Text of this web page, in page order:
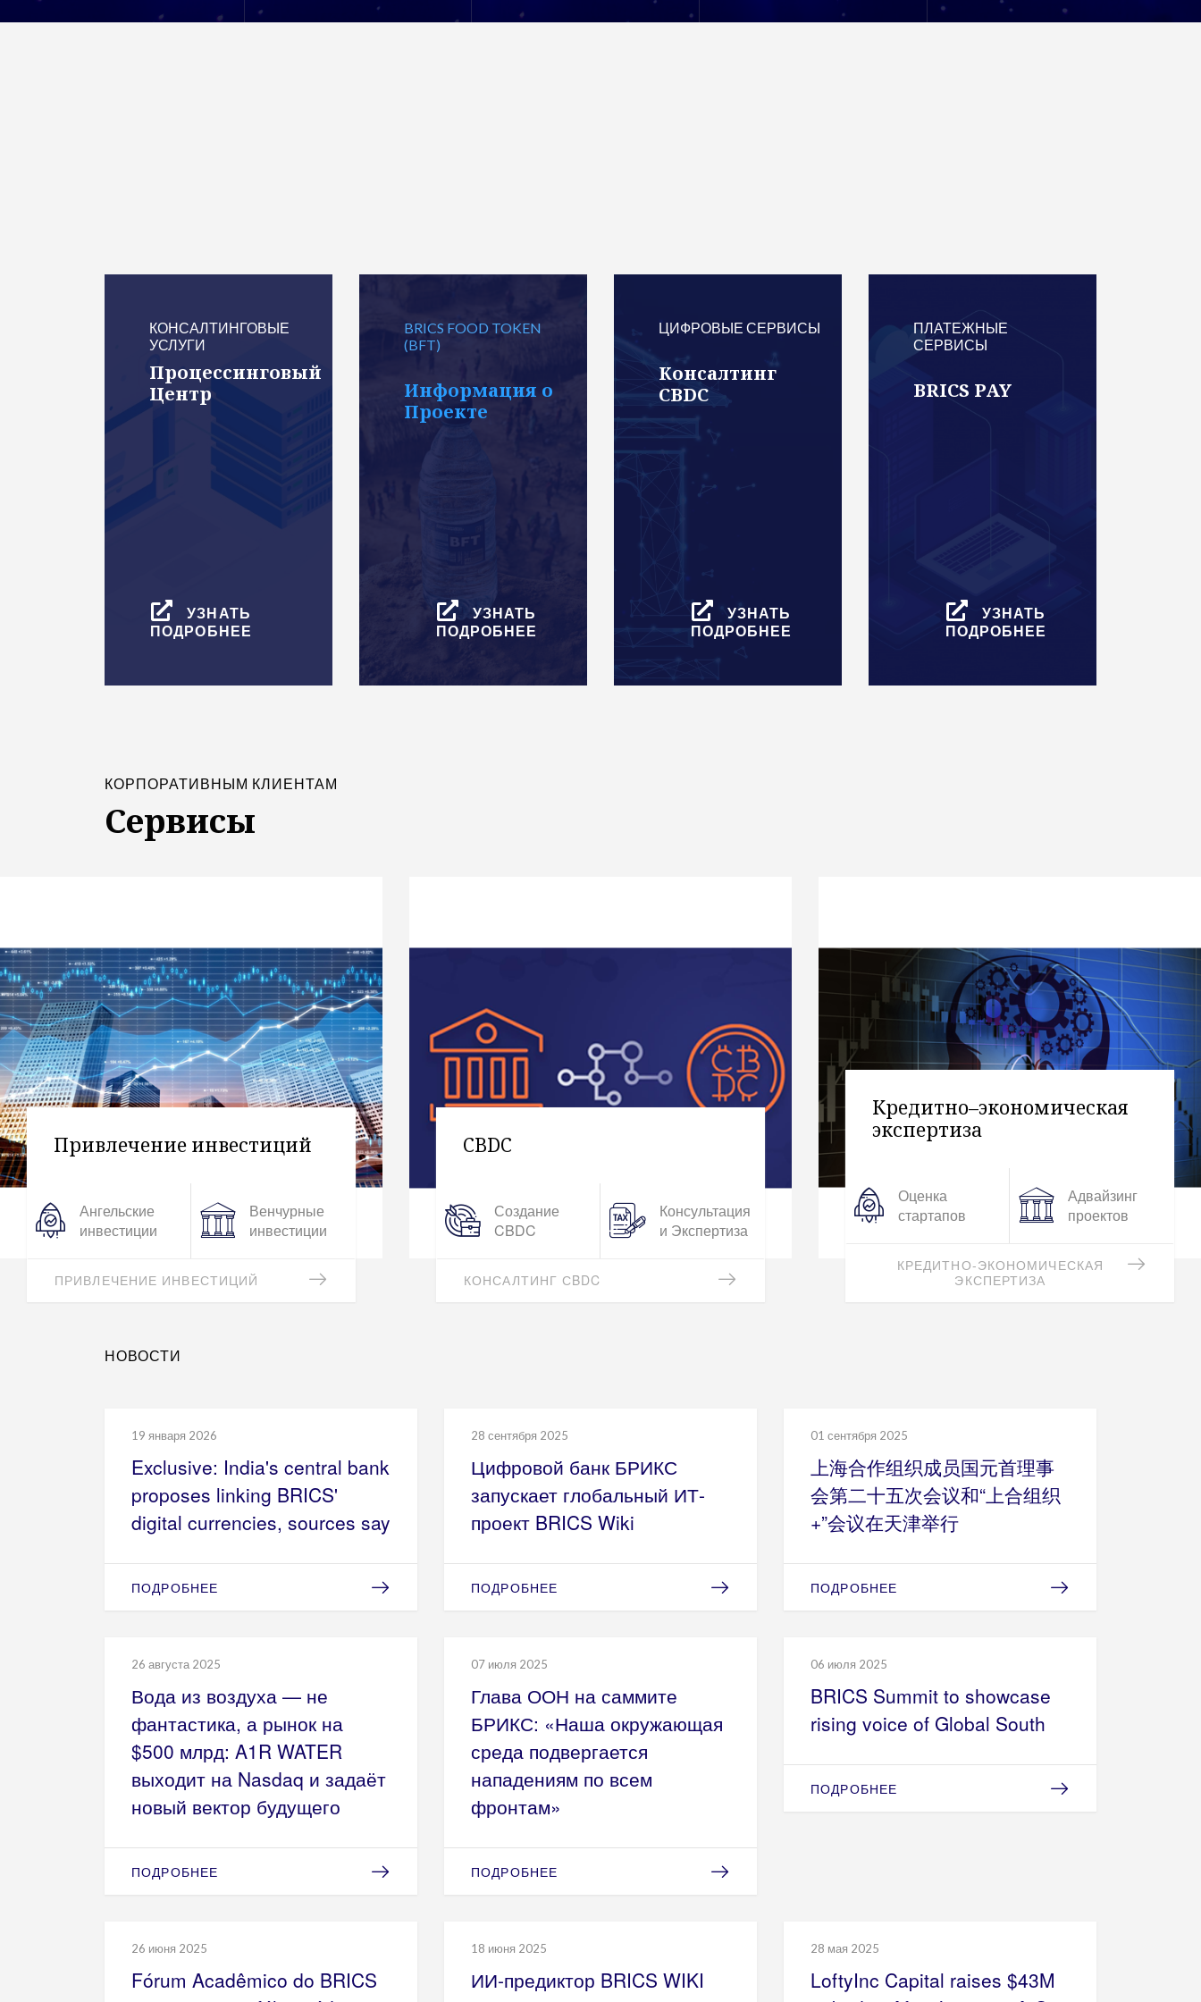
КОНСАЛТИНГОВЫЕ
УСЛУГИ
Процессинговый
Центр
УЗНАТЬ
ПОДРОБНЕЕ
BRICS FOOD TOKEN
(BFT)
Информация о
Проекте
УЗНАТЬ
ПОДРОБНЕЕ
ЦИФРОВЫЕ СЕРВИСЫ
Консалтинг
СBDC
УЗНАТЬ
ПОДРОБНЕЕ
ПЛАТЕЖНЫЕ
СЕРВИСЫ
BRICS PAY
УЗНАТЬ
ПОДРОБНЕЕ
КОРПОРАТИВНЫМ КЛИЕНТАМ
Сервисы
CBDC
Создание
CBDC
Консультация
и Экспертиза
КОНСАЛТИНГ СBDC
Кредитно–экономическая
стартапов
проектов
ЭКСПЕРТИЗА
Юридическая экспертиза
Подготовка к
Due Diligence
Проверка
учредителей
ЮРИДИЧЕСКАЯ ЭКСПЕРТИЗА
НОВОСТИ
19 января 2026
Exclusive: India's central bank
proposes linking BRICS'
digital currencies, sources say
ПОДРОБНЕЕ
28 сентября 2025
Цифровой банк БРИКС
запускает глобальный ИТ-
проект BRICS Wiki
ПОДРОБНЕЕ
01 сентября 2025
上海合作组织成员国元首理事
会第二十五次会议和“上合组织
+”会议在天津举行
ПОДРОБНЕЕ
26 августа 2025
Вода из воздуха — не
фантастика, а рынок на
$500 млрд: A1R WATER
выходит на Nasdaq и задаёт
новый вектор будущего
ПОДРОБНЕЕ
07 июля 2025
Глава ООН на саммите
БРИКС: «Наша окружающая
среда подвергается
нападениям по всем
фронтам»
ПОДРОБНЕЕ
06 июля 2025
BRICS Summit to showcase
rising voice of Global South
ПОДРОБНЕЕ
26 июня 2025
Fórum Acadêmico do BRICS
18 июня 2025
ИИ-предиктор BRICS WIKI
28 мая 2025
LoftyInc Capital raises $43M